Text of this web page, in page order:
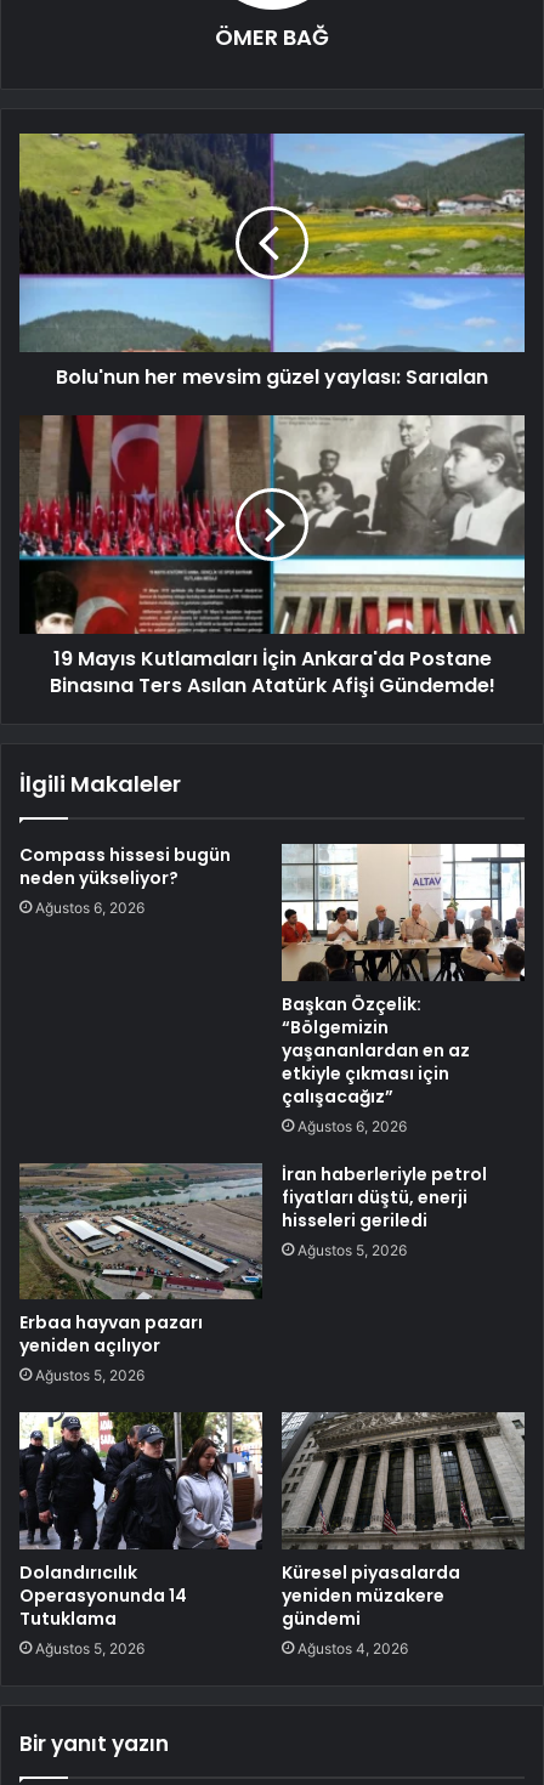
ÖMER BAĞ
Bolu'nun her mevsim güzel yaylası: Sarıalan
19 Mayıs Kutlamaları İçin Ankara'da Postane
Binasına Ters Asılan Atatürk Afişi Gündemde!
İlgili Makaleler
Compass hissesi bugün
neden yükseliyor?
Ağustos 6, 2026
Başkan Özçelik:
“Bölgemizin
yaşananlardan en az
etkiyle çıkması için
çalışacağız”
Ağustos 6, 2026
Erbaa hayvan pazarı
yeniden açılıyor
Ağustos 5, 2026
İran haberleriyle petrol
fiyatları düştü, enerji
hisseleri geriledi
Ağustos 5, 2026
Dolandırıcılık
Operasyonunda 14
Tutuklama
Ağustos 5, 2026
Küresel piyasalarda
yeniden müzakere
gündemi
Ağustos 4, 2026
Bir yanıt yazın